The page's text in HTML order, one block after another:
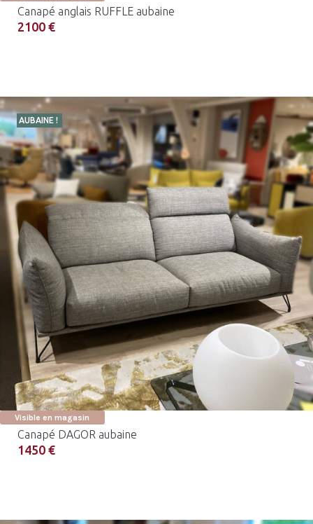
Canapé anglais RUFFLE aubaine
2100 €
AUBAINE !
Visible en magasin
Canapé DAGOR aubaine
1450 €